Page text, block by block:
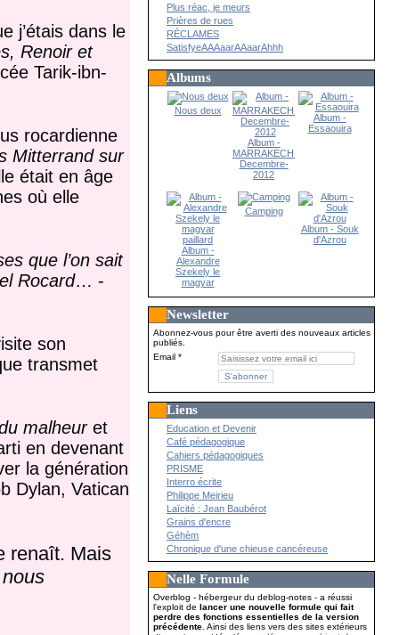
j’étais dans le
Renoir et
Tarik-ibn-
rocardienne
Mitterrand sur
était en âge
où elle
que l’on sait
Rocard… -
son
transmet
malheur et
en devenant
la génération
Dylan, Vatican
renaît. Mais
Plus réac, je meurs
Prières de rues
RÉCLAMES
SatisfyeAAAaarAAaarAhhh
Albums
Nous deux
Album -
MARRAKECH-
Decembre-
2012
Album -
Essaouira
Album -
Alexandre
Szekely le
magyar
Camping
Album - Souk
d'Azrou
Newsletter
Abonnez-vous pour être averti des nouveaux articles
publiés.
Email
Liens
Education et Devenir
Café pédagogique
Cahiers pédagogiques
PRISME
Interro écrite
Philippe Meirieu
Laïcité : Jean Baubérot
Grains d'encre
Géhèm
Chronique d'une chieuse cancéreuse
Nelle Formule
Overblog - hébergeur du deblog-notes - a réussi
l'exploit delancer une nouvelle formule qui fait
perdre des fonctions essentielles de la version
précédente . Ainsi des liens vers des sites extérieurs